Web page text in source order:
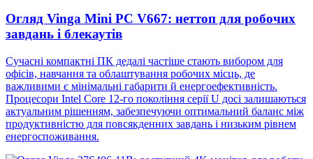
Огляд Vinga Mini PC V667: неттоп для робочих
завдань і блекаутів
Сучасні компактні ПК дедалі частіше стають вибором для
офісів, навчання та облаштування робочих місць, де
важливими є мінімальні габарити й енергоефективність.
Процесори Intel Core 12-го покоління серії U досі залишаються
актуальним рішенням, забезпечуючи оптимальний баланс між
продуктивністю для повсякденних завдань і низьким рівнем
енергоспоживання.